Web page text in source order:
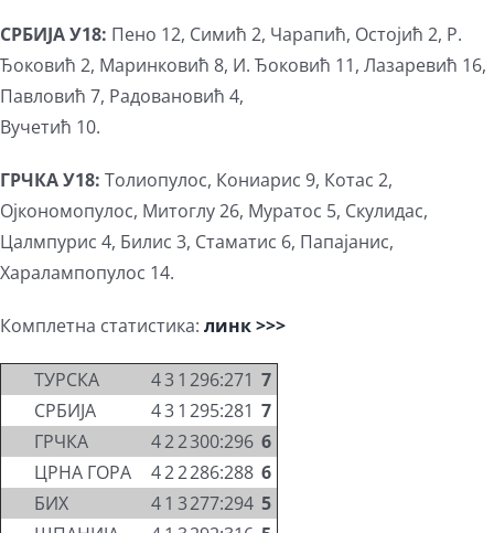
СРБИЈА У18: Пено 12, Симић 2, Чарапић, Остојић 2, Р.
Ђоковић 2, Маринковић 8, И. Ђоковић 11, Лазаревић 16,
Павловић 7, Радовановић 4,
Вучетић 10.
ГРЧКА У18: Толиопулос, Кониарис 9, Котас 2,
Ојкономопулос, Митоглу 26, Муратос 5, Скулидас,
Цалмпурис 4, Билис 3, Стаматис 6, Папајанис,
Харалампопулос 14.
Комплетна статистика: линк >>>
ТУРСКА 43 1 296:271 7
СРБИЈА
431 295:281 7
ГРЧКА
422300:296 6
ЦРНА ГОРА
422286:288 6
БИХ
41 3277:294 5